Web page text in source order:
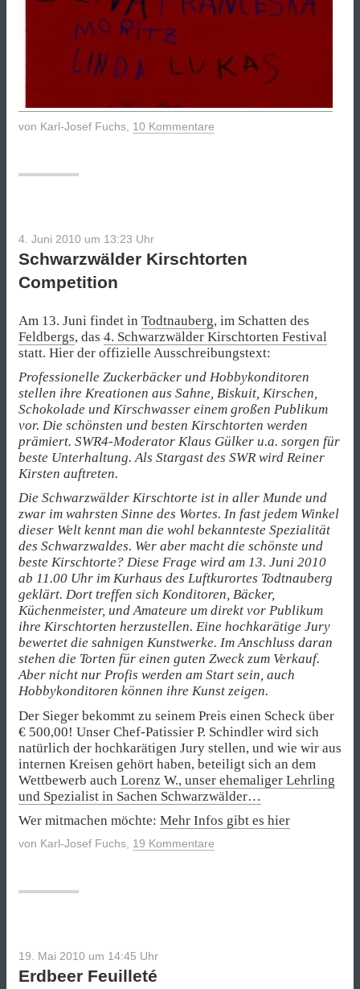
von Karl-Josef Fuchs 10 Kommentare
4. Juni 2010 um 13:23 Uhr
Schwarzwälder Kirschtorten
Competition
Am 13. Juni findet in Todtnauberg, im Schatten des
Feldbergs, das 4. Schwarzwälder Kirschtorten Festival
statt. Hier der offizielle Ausschreibungstext:
Professionelle Zuckerbäcker und Hobbykonditoren
stellen ihre Kreationen aus Sahne, Biskuit, Kirschen,
Schokolade und Kirschwasser einem großen Publikum
vor. Die schönsten und besten Kirschtorten werden
prämiert. SWR4-Moderator Klaus Gülker u.a. sorgen für
beste Unterhaltung. Als Stargast des SWR wird Reiner
Kirsten auftreten.
Die Schwarzwälder Kirschtorte ist in aller Munde und
zwar im wahrsten Sinne des Wortes. In fast jedem Winkel
dieser Welt kennt man die wohl bekannteste Spezialität
des Schwarzwaldes. Wer aber macht die schönste und
beste Kirschtorte? Diese Frage wird am 13. Juni 2010
ab 11.00 Uhr im Kurhaus des Luftkurortes Todtnauberg
geklärt. Dort treffen sich Konditoren, Bäcker,
Küchenmeister, und Amateure um direkt vor Publikum
ihre Kirschtorten herzustellen. Eine hochkarätige Jury
bewertet die sahnigen Kunstwerke. Im Anschluss daran
stehen die Torten für einen guten Zweck zum Verkauf.
Aber nicht nur Profis werden am Start sein, auch
Hobbykonditoren können ihre Kunst zeigen.
Der Sieger bekommt zu seinem Preis einen Scheck über
€ 500,00! Unser Chef-Patissier P. Schindler wird sich
natürlich der hochkarätigen Jury stellen, und wie wir aus
internen Kreisen gehört haben, beteiligt sich an dem
Wettbewerb auch Lorenz W., unser ehemaliger Lehrling
und Spezialist in Sachen Schwarzwälder…
Wer mitmachen möchte: Mehr Infos gibt es hier
von Karl-Josef Fuchs 19 Kommentare
19. Mai 2010 um 14:45 Uhr
Erdbeer Feuilleté